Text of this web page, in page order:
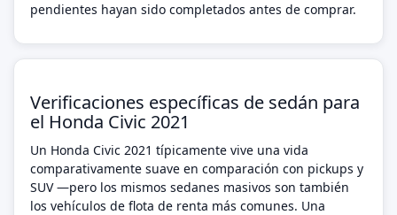
pendientes hayan sido completados antes de comprar.
Verificaciones específicas de sedán para
el Honda Civic 2021
Un Honda Civic 2021 típicamente vive una vida
comparativamente suave en comparación con pickups y
SUV —pero los mismos sedanes masivos son también
los vehículos de flota de renta más comunes. Una